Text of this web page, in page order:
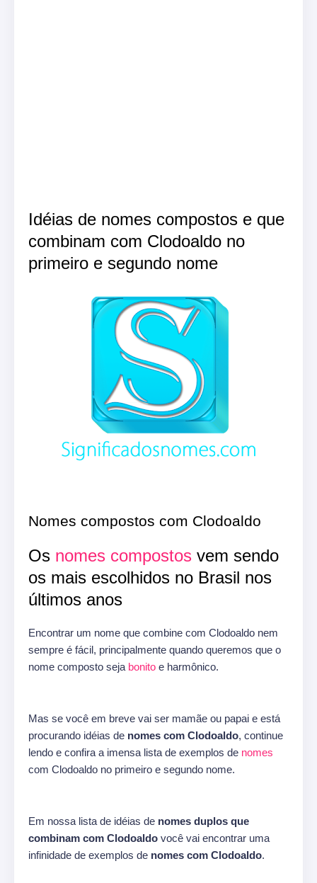
Idéias de nomes compostos e que
combinam com Clodoaldo no
primeiro e segundo nome
Nomes compostos com Clodoaldo
Os nomes compostos vem sendo
os mais escolhidos no Brasil nos
últimos anos
Encontrar um nome que combine com Clodoaldo nem
sempre é fácil, principalmente quando queremos que o
nome composto seja bonito e harmônico.
Mas se você em breve vai ser mamãe ou papai e está
procurando idéias de nomes com Clodoaldo, continue
lendo e confira a imensa lista de exemplos de nomes
com Clodoaldo no primeiro e segundo nome.
Em nossa lista de idéias de nomes duplos que
combinam com Clodoaldo você vai encontrar uma
infinidade de exemplos de nomes com Clodoaldo.